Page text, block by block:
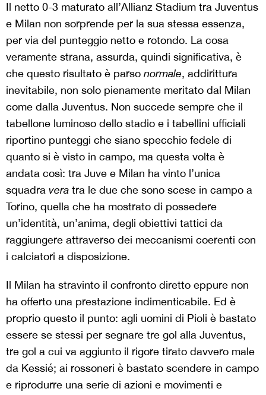
Il netto 0-3 maturato all’Allianz Stadium tra Juventus
e Milan non sorprende per la sua stessa essenza,
per via del punteggio netto e rotondo. La cosa
veramente strana, assurda, quindi significativa, è
che questo risultato è parso normale, addirittura
inevitabile, non solo pienamente meritato dal Milan
come dalla Juventus. Non succede sempre che il
tabellone luminoso dello stadio e i tabellini ufficiali
riportino punteggi che siano specchio fedele di
quanto si è visto in campo, ma questa volta è
andata così: tra Juve e Milan ha vinto l’unica
squadra vera tra le due che sono scese in campo a
Torino, quella che ha mostrato di possedere
un’identità, un’anima, degli obiettivi tattici da
raggiungere attraverso dei meccanismi coerenti con
i calciatori a disposizione.
Il Milan ha stravinto il confronto diretto eppure non
ha offerto una prestazione indimenticabile. Ed è
proprio questo il punto: agli uomini di Pioli è bastato
essere se stessi per segnare tre gol alla Juventus,
tre gol a cui va aggiunto il rigore tirato davvero male
da Kessié; ai rossoneri è bastato scendere in campo
e riprodurre una serie di azioni e movimenti e